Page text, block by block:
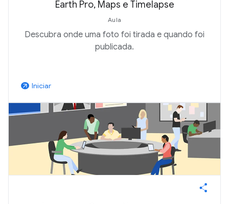
Earth Pro, Maps e Timelapse
Aula
Descubra onde uma foto foi tirada e quando foi
publicada.
arrow_outward Iniciar